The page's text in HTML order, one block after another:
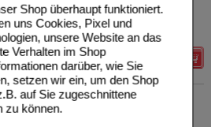
Shop überhaupt funktioniert.
uns Cookies, Pixel und
unsere Website an das
Verhalten im Shop
darüber, wie Sie
setzen wir ein, um den Shop
auf Sie zugeschnittene
zu können.
Grundpreis
195,00 €
Max. Abgabe:
Details